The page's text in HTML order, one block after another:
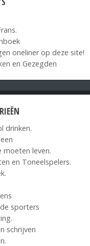
oneliner op deze site!
en Gezegden
drinken.
moeten leven.
en Toneelspelers.
sporters
schrijven